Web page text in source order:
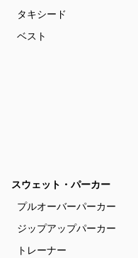
タキシード
ベスト
スウェット・パーカー
プルオーバーパーカー
ジップアップパーカー
トレーナー